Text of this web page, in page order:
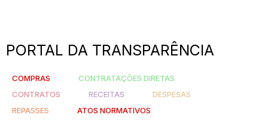
PORTAL DA TRANSPARÊNCIA
COMPRAS
CONTRATAÇÕES DIRETAS
CONTRATOS
RECEITAS
DESPESAS
REPASSES
ATOS NORMATIVOS